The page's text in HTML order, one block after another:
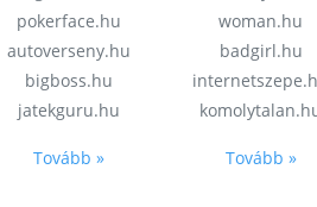
pokerface.hu
autoverseny.hu
bigboss.hu
jatekguru.hu
Tovább »
woman.hu
badgirl.hu
Tovább »